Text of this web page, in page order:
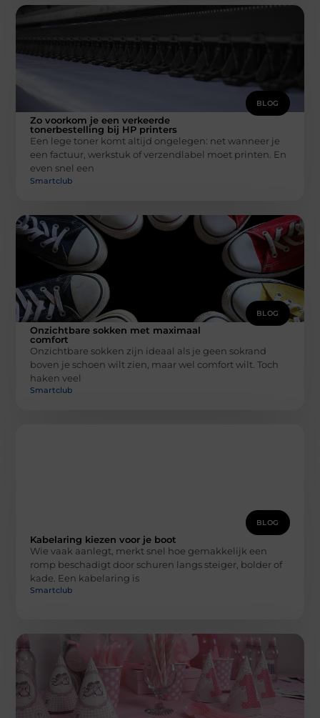
BLOG
Zo voorkom je een verkeerde
tonerbestelling bij HP printers
Een lege toner komt altijd ongelegen: net wanneer je
een factuur, werkstuk of verzendlabel moet printen. En
even snel een
Smartclub
BLOG
Onzichtbare sokken met maximaal
comfort
Onzichtbare sokken zijn ideaal als je geen sokrand
boven je schoen wilt zien, maar wel comfort wilt. Toch
haken veel
Smartclub
BLOG
Kabelaring kiezen voor je boot
Wie vaak aanlegt, merkt snel hoe gemakkelijk een
romp beschadigt door schuren langs steiger, bolder of
kade. Een kabelaring is
Smartclub